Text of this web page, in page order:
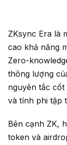
ZKsync Era là
cao khả năng
Zero-
thông lượng
nguyên tắc
và tính phi tập
Bên cạnh ZK,
token và